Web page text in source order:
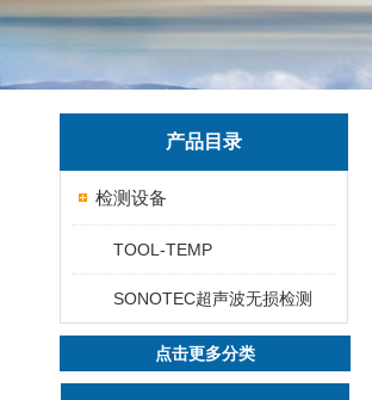
产品目录
检测设备
TOOL-TEMP
SONOTEC超声波无损检测
点击更多分类